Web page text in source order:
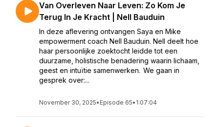
Van Overleven Naar Leven: Zo Kom Je
Terug In Je Kracht | Nell Bauduin
In deze aflevering ontvangen Saya en Mike
empowerment coach Nell Bauduin. Nell deelt hoe
haar persoonlijke zoektocht leidde tot een
duurzame, holistische benadering waarin lichaam,
geest en intuïtie samenwerken. We gaan in
gesprek over:...
November 30, 2025• Episode 65• 1:07:04